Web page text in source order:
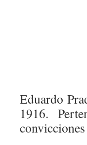
Eduardo
1916.